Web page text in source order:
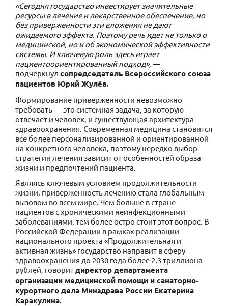
«Сегодня государство инвестирует значительные
ресурсы в лечение и лекарственное обеспечение, но
без приверженности эти вложения не дают
ожидаемого эффекта. Поэтому речь идет не только о
медицинской, но и об экономической эффективности
системы. И ключевую роль здесь играет
пациентоориентированный подход», —
подчеркнул сопредседатель Всероссийского союза
пациентов Юрий Жулёв.
Формирование приверженности невозможно
требовать — это системная задача, за которую
отвечает и человек, и существующая архитектура
здравоохранения. Современная медицина становится
все более персонализированной и ориентированной
на конкретного человека, поэтому нередко выбор
стратегии лечения зависит от особенностей образа
жизни и предпочтений пациента.
Являясь ключевым условием продолжительности
жизни, приверженность лечению стала глобальным
вызовом во всем мире. Чем больше в стране
пациентов с хроническими неинфекционными
заболеваниями, тем более остро стоит этот вопрос. В
Российской Федерации в рамках реализации
национального проекта «Продолжительная и
активная жизнь» государство направит в сферу
здравоохранения до 2030 года более 2,3 триллиона
рублей, говоритдиректор департамента
организации медицинской помощи и санаторно-
курортного дела Минздрава России Екатерина
Каракулина.